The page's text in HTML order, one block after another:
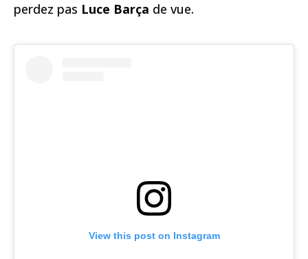
perdez pas Luce Barça de vue.
View this post on Instagram